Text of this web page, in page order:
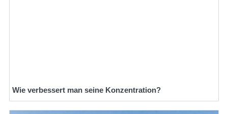
Wie verbessert man seine Konzentration?